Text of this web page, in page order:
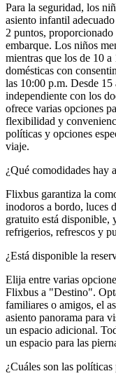
Para la seguridad, los
asiento infantil
2 puntos, proporcionado
embarque. Los niños
mientras que los de 10
domésticas con
las 10:00 p.m. Desde
independiente con los
ofrece varias opciones
flexibilidad y
políticas y opciones
viaje.
¿Qué comodidades hay
Flixbus garantiza la
inodoros a bordo, luces
gratuito está disponible,
refrigerios, refrescos y
¿Está disponible la
Elija entre varias
Flixbus a "Destino".
familiares o amigos, el
asiento panorama para
un espacio adicional.
un espacio para las
¿Cuáles son las